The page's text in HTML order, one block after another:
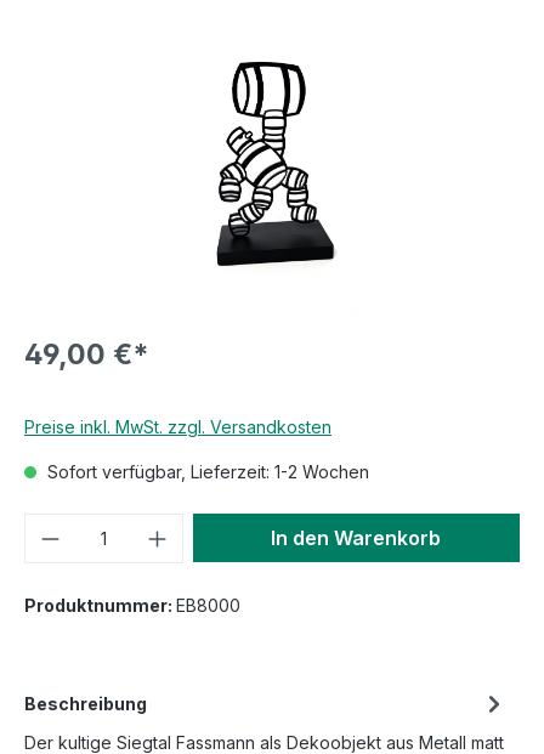
49,00 €*
Preise inkl. MwSt. zzgl. Versandkosten
Sofort verfügbar, Lieferzeit: 1-2 Wochen
In den Warenkorb
Produktnummer: EB8000
Beschreibung
Der kultige Siegtal Fassmann als Dekoobjekt aus Metall matt